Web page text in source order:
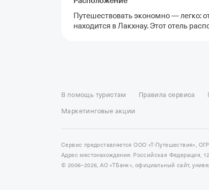
Путешествовать экономно — легко:
находится в Лакхнау. Этот отель
Отель Космос в Москве
Отель Президент
Отели в Сочи Отели в Ярославле Отели в
В помощь туристам Правила сервиса
Маркетинговые акции
Сервис предоставляется ООО «Т-Путешествия»,
Адрес местонахождения: Российская Федерация,
© 2006–2026, АО «ТБанк», официальный сайт,